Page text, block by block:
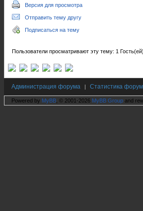
Версия для просмотра
Отправить тему другу
Подписаться на тему
Пользователи просматривают эту тему: 1 Гость(ей)
Администрация форума | Статистика
Powered by MyBB , © 2001-2026 MyBB Group and